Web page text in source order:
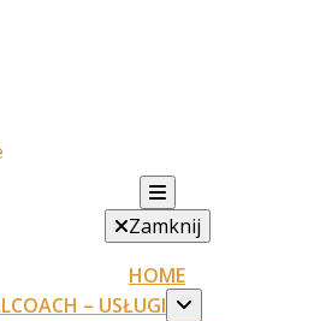
Zamknij
HOME
– USŁUGI